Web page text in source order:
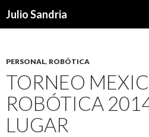
Julio Sandria
PERSONAL, ROBÓTICA
TORNEO
ROBÓTICA
LUGAR